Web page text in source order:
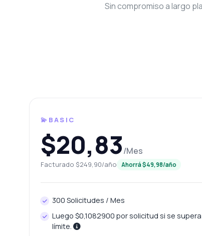
Sin compromiso a largo
💫BASIC
$20,83/Mes
Facturado $249,90/año Ahorrá $49,98/año
300 Solicitudes / Mes
Luego $0,1082900 por solicitud si se
límite.